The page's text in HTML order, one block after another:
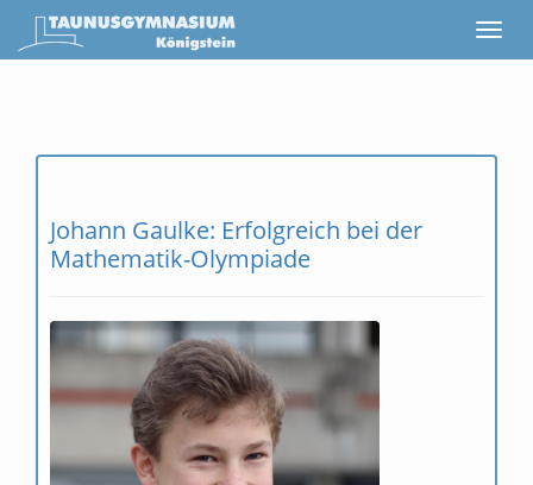
Johann Gaulke: Erfolgreich bei der
Mathematik-Olympiade